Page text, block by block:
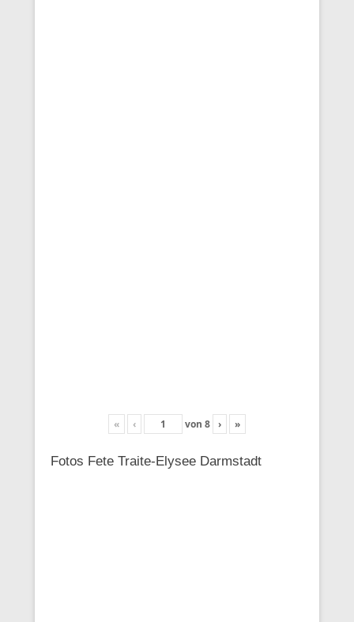
« ‹ von 8 › »
Fotos Fete Traite-Elysee Darmstadt